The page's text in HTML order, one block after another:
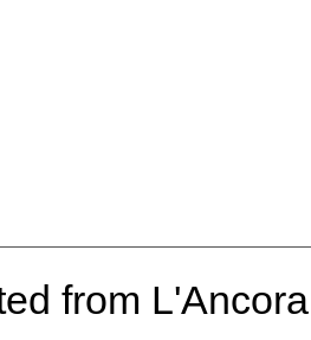
from